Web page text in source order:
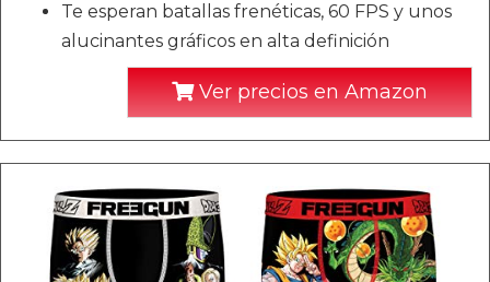
Te esperan batallas frenéticas, 60 FPS y unos
alucinantes gráficos en alta definición
Ver precios en Amazon